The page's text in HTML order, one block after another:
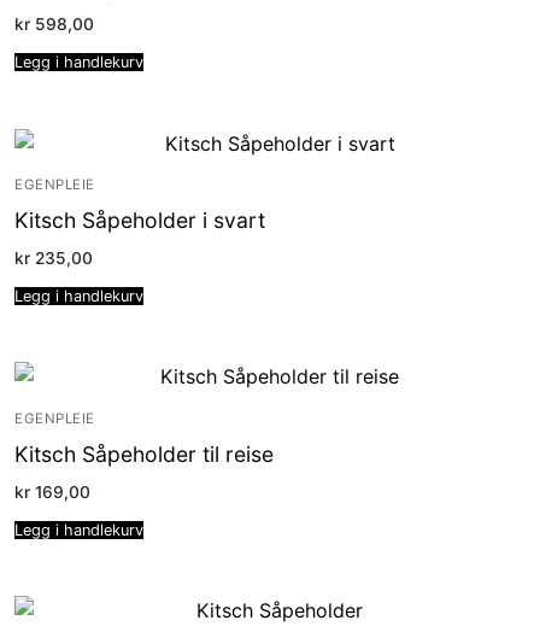
kr 598,00
Legg i handlekurv
EGENPLEIE
Kitsch Såpeholder i svart
kr 235,00
Legg i handlekurv
EGENPLEIE
Kitsch Såpeholder til reise
kr 169,00
Legg i handlekurv